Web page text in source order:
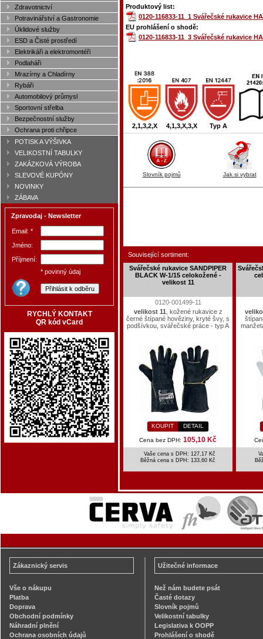
Zdravotnictví
Potravinářství a Gastronomie
Úklidové služby
ESD a Čisté prostředí
Elektrikáři a elektromontéři
Podlaháři
Mrazírny a Chladírny
Rybáři
Automobilový průmysl
Sportovní střelba
Bezpečnostní služby
Ochrana proti chřipce
POTISK A VÝŠIVKA
VELIKOSTNÍ TABULKY
ZAKÁZKOVÁ VÝROBA
SLEVOVÉ KUPÓNY
NOVINKY
ZÁBAVA
Zpravodaj - Newsletter
Email: *
Jméno:
Příjmení:
* povinný údaj
RYCHLÝ KONTAKT
QR kód vCard
Produktový list:
0120-116833-11_1 Svářečské rukavice
EU prohlášení o shodě:
0120-116833-11_3 Svářečské rukavice
2,1,3,2,X 4,1,3,X,3,X Typ A
Slovník pojmů Jak si vybrat
Související sortiment:
Svářečské rukavice SANDPIPER
BLACK W-1/15 celokožené -
velikost 11
0120-001499-11
velikost 11 , kožené rukavice z
černé štípané hověziny, kryté švy, s
podšívkou, svářečské práce - typ A
KOUPIT DETAIL
Cena bez DPH: 105,10 Kč
Vaše cena s DPH: 127,17 Kč
Běžná cena s DPH: 133,60 Kč
Zákaznický servis
Vše o nákupu
Platba
Doprava
Obchodní podmínky
Náhradní plnění
Ochrana osobních údajů
Užitečné informace
Než nám budete psát
Časté dotazy
Slovník pojmů
Velikostní tabulky
Legislativa k OOPP
Prohlášení o shodě